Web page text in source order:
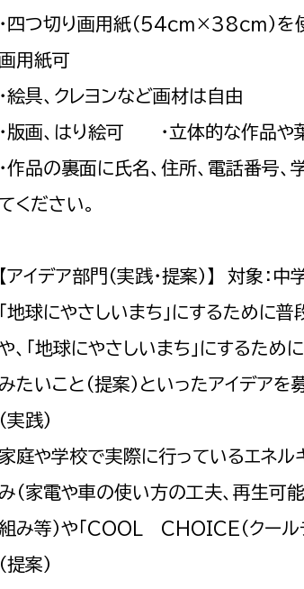
教育部
教育総務課
保健給食課
議会局
議会総務課
・四つ切り画用紙（54ｃｍ×38ｃｍ
用紙可
・絵具、クレヨンなど画材は自由
・版画、はり絵可 ・立体的な作品や
・作品の裏面に氏名、住所、電話番号、
てください。
【アイデア部門（実践・提案）】 対象：中
「地球にやさしいまち」にするために普
、「地球にやさしいまち」にするた
みたいこと（提案）といったアイデアを
（実践）
家庭や学校で実際に行っているエネル
み（家電や車の使い方の工夫、再生可
組み等）や「COOL CHOICE（クール
（提案）